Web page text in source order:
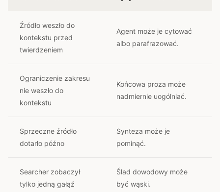
Źródło weszło do
kontekstu przed
twierdzeniem
Agent może je cytować
albo parafrazować.
Ograniczenie zakresu
nie weszło do
kontekstu
Końcowa proza może
nadmiernie uogólniać.
Sprzeczne źródło
dotarło późno
Synteza może je
pominąć.
Searcher zobaczył
tylko jedną gałąź
Ślad dowodowy może
być wąski.